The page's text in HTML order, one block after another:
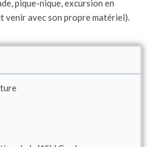
pique-nique, excursion en
venir avec son propre matériel).